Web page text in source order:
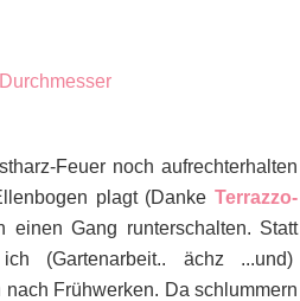
Feuer noch aufrechterhalten
plagt (Danke Terrazzo-
einen Gang runterschalten. Statt
(Gartenarbeit.. ächz ...und)
Frühwerken. Da schlummern